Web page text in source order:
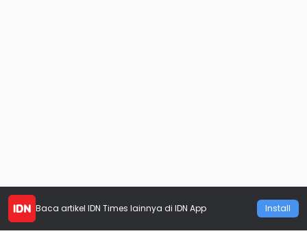
Baca artikel IDN Times lainnya di IDN App Install